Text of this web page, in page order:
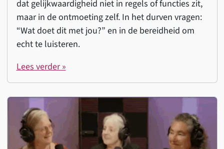
dat gelijkwaardigheid niet in regels of functies zit,
maar in de ontmoeting zelf. In het durven vragen:
“Wat doet dit met jou?” en in de bereidheid om
echt te luisteren.
Lees verder »